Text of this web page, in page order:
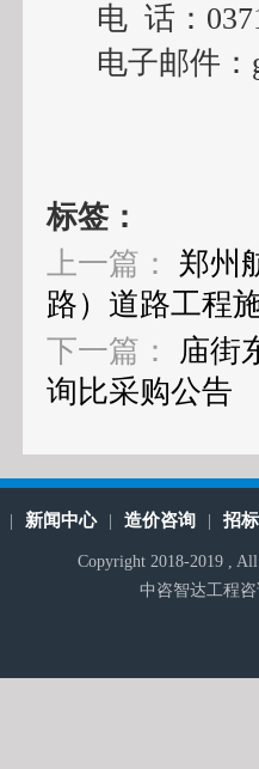
电 话：
电子邮件：
标签：
上一篇： 郑州
路）道路工程
下一篇： 庙街
询比采购公告
新闻中心 造价咨询 招
Copyright 2018-2019 ,
中咨智达工程